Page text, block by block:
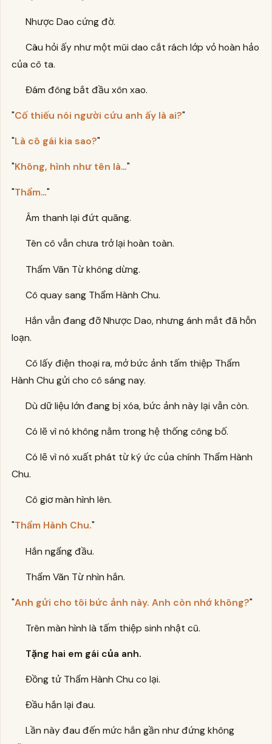
Nhược Dao cứng đờ.
Câu hỏi ấy như một mũi dao cắt rách lớp vỏ hoàn hảo
của cô ta.
Đám đông bắt đầu xôn xao.
"Cố thiếu nói người cứu anh ấy là ai?"
"Là cô gái kia sao?"
"Không, hình như tên là…"
"Thẩm…"
Âm thanh lại đứt quãng.
Tên cô vẫn chưa trở lại hoàn toàn.
Thẩm Vãn Từ không dừng.
Cô quay sang Thẩm Hành Chu.
Hắn vẫn đang đỡ Nhược Dao, nhưng ánh mắt đã hỗn
loạn.
Cô lấy điện thoại ra, mở bức ảnh tấm thiệp Thẩm
Hành Chu gửi cho cô sáng nay.
Dù dữ liệu lớn đang bị xóa, bức ảnh này lại vẫn còn.
Có lẽ vì nó không nằm trong hệ thống công bố.
Có lẽ vì nó xuất phát từ ký ức của chính Thẩm Hành
Chu.
Cô giơ màn hình lên.
"Thẩm Hành Chu."
Hắn ngẩng đầu.
Thẩm Vãn Từ nhìn hắn.
"Anh gửi cho tôi bức ảnh này. Anh còn nhớ không?"
Trên màn hình là tấm thiệp sinh nhật cũ.
Tặng hai em gái của anh.
Đồng tử Thẩm Hành Chu co lại.
Đầu hắn lại đau.
Lần này đau đến mức hắn gần như đứng không